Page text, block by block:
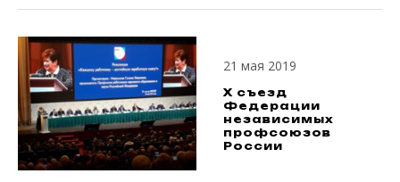
21 мая 2019
X съезд
Федерации
независимых
профсоюзов
России